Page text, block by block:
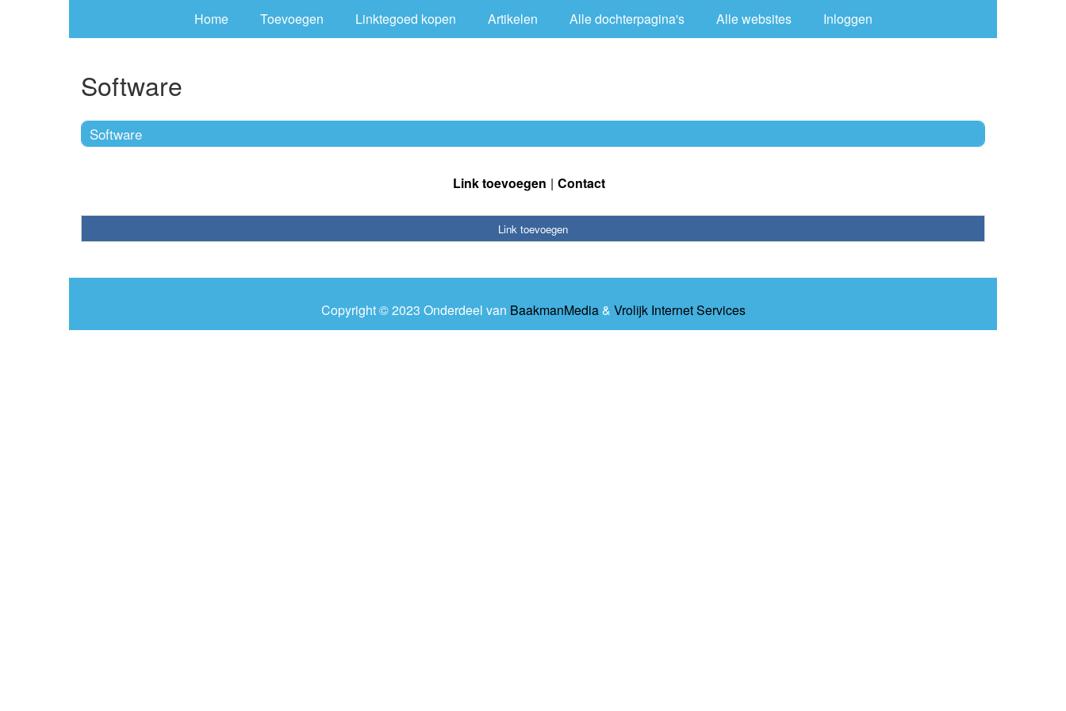
Home Toevoegen Linktegoed kopen Artikelen Alle dochterpagina's Alle websites Inloggen
Software
Software
Link toevoegen Contact
Link toevoegen
Copyright © 2023 Onderdeel van BaakmanMedia& Vrolijk Internet Services